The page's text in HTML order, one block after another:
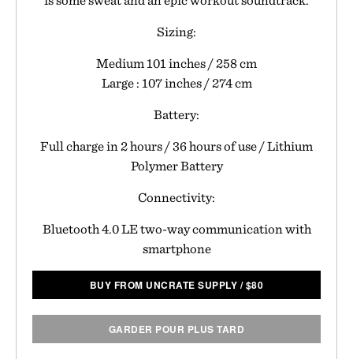
Sizing:
Medium 101 inches / 258 cm
Large : 107 inches / 274 cm
Battery:
Full charge in 2 hours / 36 hours of use / Lithium
Polymer Battery
Connectivity:
Bluetooth 4.0 LE two-way communication with
smartphone
BUY FROM UNCRATE SUPPLY /$80
GARDER POUR PLUS TARD